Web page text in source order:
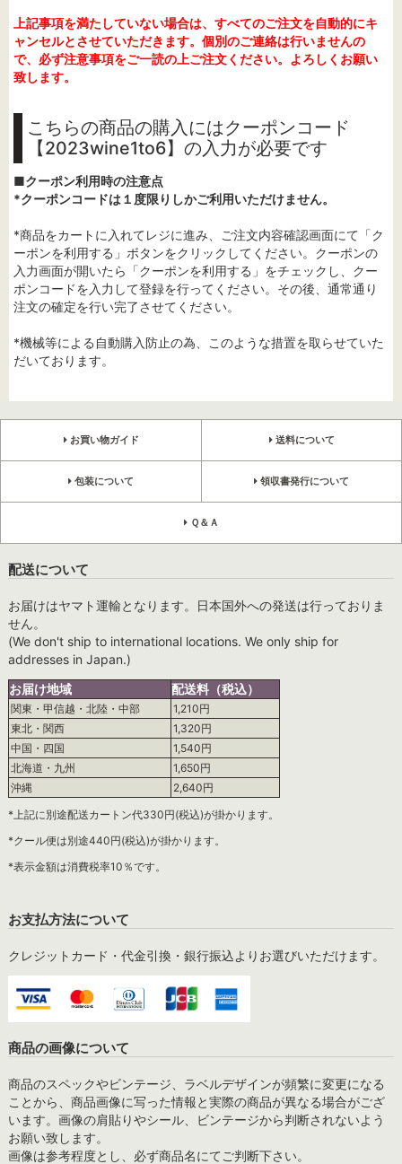
上記事項を満たしていない場合は、すべてのご注文を自動的にキ
ャンセルとさせていただきます。個別のご連絡は行いませんの
で、必ず注意事項をご一読の上ご注文ください。よろしくお願い
致します。
こちらの商品の購入にはクーポンコード
【2023wine1to6】の入力が必要です
■クーポン利用時の注意点
*クーポンコードは１度限りしかご利用いただけません。
*商品をカートに入れてレジに進み、ご注文内容確認画面にて「ク
ーポンを利用する」ボタンをクリックしてください。クーポンの
入力画面が開いたら「クーポンを利用する」をチェックし、クー
ポンコードを入力して登録を行ってください。その後、通常通り
注文の確定を行い完了させてください。
*機械等による自動購入防止の為、このような措置を取らせていた
だいております。
お買い物ガイド 送料について
包装について 領収書発行について
Ｑ＆Ａ
配送について
お届けはヤマト運輸となります。日本国外への発送は行っておりま
せん。
(We don't ship to international locations. We only ship for
addresses in Japan.)
お届け地域
配送料（税込）
関東・甲信越・北陸・中部
1,210円
東北・関西
1,320円
中国・四国
1,540円
北海道・九州
1,650円
沖縄
2,640円
*上記に別途配送カートン代330円(税込)が掛かります。
*クール便は別途440円(税込)が掛かります。
*表示金額は消費税率10％です。
お支払方法について
クレジットカード・代金引換・銀行振込よりお選びいただけます。
商品の画像について
商品のスペックやビンテージ、ラベルデザインが頻繁に変更になる
ことから、商品画像に写った情報と実際の商品が異なる場合がござ
います。画像の肩貼りやシール、ビンテージから判断されないよう
お願い致します。
画像は参考程度とし、必ず商品名にてご判断下さい。